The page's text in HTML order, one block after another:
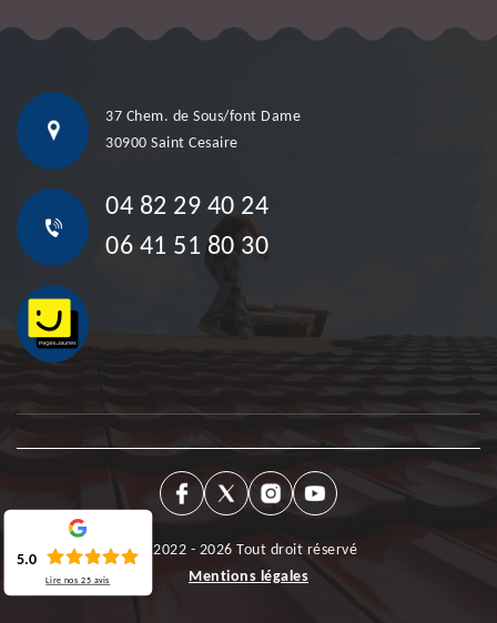
37 Chem. de Sous/font Dame
30900 Saint Cesaire
04 82 29 40 24
06 41 51 80 30
©2022 - 2026 Tout droit réservé
Mentions légales
5.0
Lire nos25 avis